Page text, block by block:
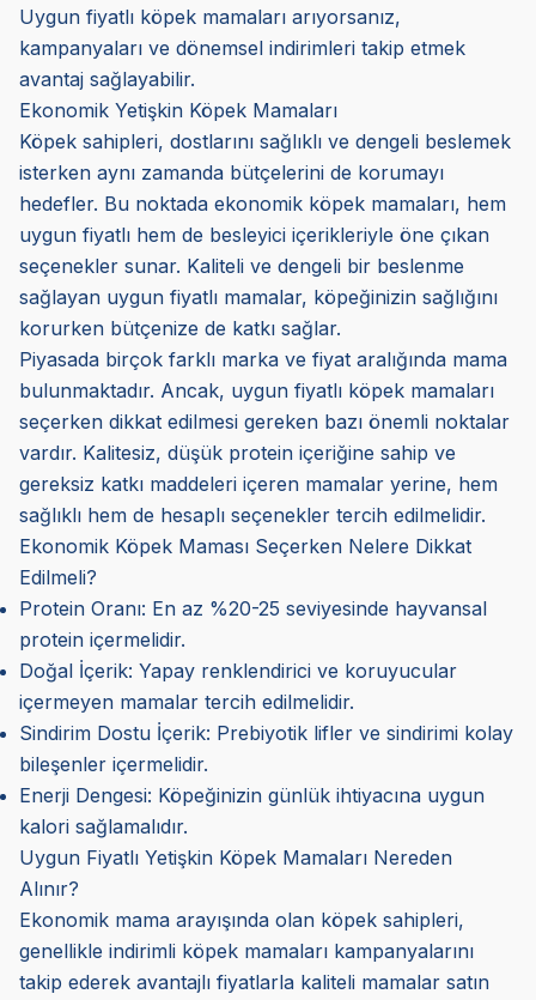
Uygun fiyatlı köpek mamaları arıyorsanız,
kampanyaları ve dönemsel indirimleri takip etmek
avantaj sağlayabilir.
Ekonomik Yetişkin Köpek Mamaları
Köpek sahipleri, dostlarını sağlıklı ve dengeli beslemek
isterken aynı zamanda bütçelerini de korumayı
hedefler. Bu noktada ekonomik köpek mamaları, hem
uygun fiyatlı hem de besleyici içerikleriyle öne çıkan
seçenekler sunar. Kaliteli ve dengeli bir beslenme
sağlayan uygun fiyatlı mamalar, köpeğinizin sağlığını
korurken bütçenize de katkı sağlar.
Piyasada birçok farklı marka ve fiyat aralığında mama
bulunmaktadır. Ancak, uygun fiyatlı köpek mamaları
seçerken dikkat edilmesi gereken bazı önemli noktalar
vardır. Kalitesiz, düşük protein içeriğine sahip ve
gereksiz katkı maddeleri içeren mamalar yerine, hem
sağlıklı hem de hesaplı seçenekler tercih edilmelidir.
Ekonomik Köpek Maması Seçerken Nelere Dikkat
Edilmeli?
Protein Oranı: En az %20-25 seviyesinde hayvansal
protein içermelidir.
Doğal İçerik: Yapay renklendirici ve koruyucular
içermeyen mamalar tercih edilmelidir.
Sindirim Dostu İçerik: Prebiyotik lifler ve sindirimi kolay
bileşenler içermelidir.
Enerji Dengesi: Köpeğinizin günlük ihtiyacına uygun
kalori sağlamalıdır.
Uygun Fiyatlı Yetişkin Köpek Mamaları Nereden
Alınır?
Ekonomik mama arayışında olan köpek sahipleri,
genellikle indirimli köpek mamaları kampanyalarını
takip ederek avantajlı fiyatlarla kaliteli mamalar satın